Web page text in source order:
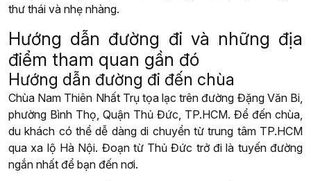
thư thái và nhẹ nhàng.
Hướng dẫn đường đi và những địa
điểm tham quan gần đó
Hướng dẫn đường đi đến chùa
Chùa Nam Thiên Nhất Trụ tọa lạc trên đường Đặng Văn Bi,
phường Bình Thọ, Quận Thủ Đức, TP.HCM. Để đến chùa,
du khách có thể dễ dàng di chuyển từ trung tâm TP.HCM
qua xa lộ Hà Nội. Đoạn từ Thủ Đức trở đi là tuyến đường
ngắn nhất để bạn đến nơi.